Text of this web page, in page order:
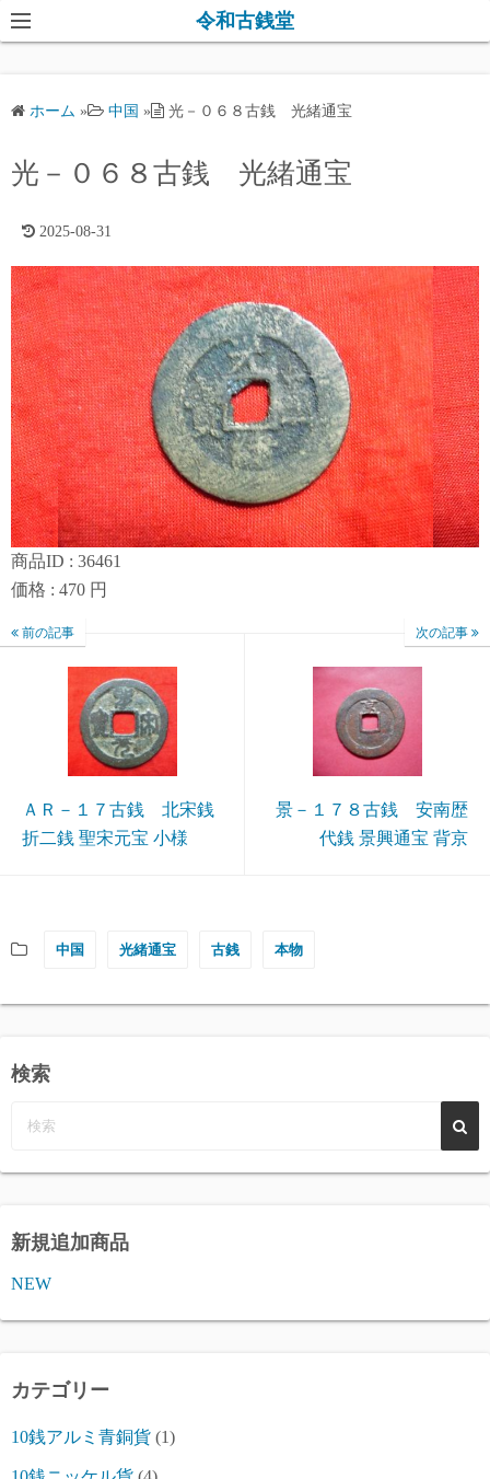
コ
ン
ス
プ
令和古銭堂
ホーム » 中国 » 光－０６８古銭 光緒通宝
光－０６８古銭 光緒通宝
2025-08-31
商品ID : 36461
価格 : 470 円
前の記事
ＡＲ－１７古銭 北宋銭
折二銭 聖宋元宝 小様
次の記事
景－１７８古銭 安南歴
代銭 景興通宝 背京
中国 光緒通宝 古銭 本物
検索
新規追加商品
NEW
カテゴリー
10銭アルミ青銅貨 (1)